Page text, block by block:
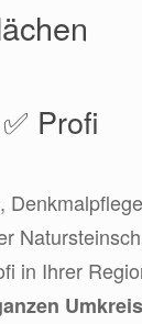
Profi
in Ihrer